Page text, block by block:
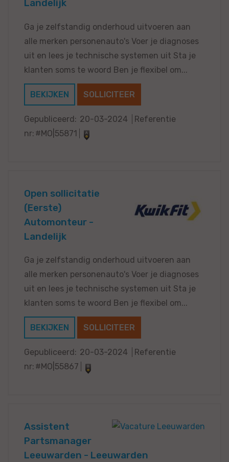
Landelijk
Ga je zelfstandig onderhoud uitvoeren aan
alle merken personenauto's Voer je diagnoses
uit en lees je technische systemen uit Sta je
klanten soms te woord Ben je flexibel om...
BEKIJKEN SOLLICITEER
Gepubliceerd: 20-03-2024
Referentie
nr: #MO|55871
Open sollicitatie
(Eerste)
Automonteur -
Landelijk
Ga je zelfstandig onderhoud uitvoeren aan
alle merken personenauto's Voer je diagnoses
uit en lees je technische systemen uit Sta je
klanten soms te woord Ben je flexibel om...
BEKIJKEN SOLLICITEER
Gepubliceerd: 20-03-2024
Referentie
nr: #MO|55867
Assistent
Partsmanager
Leeuwarden - Leeuwarden